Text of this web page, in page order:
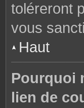
toléreront
vous
Haut
Pourquoi
lien de